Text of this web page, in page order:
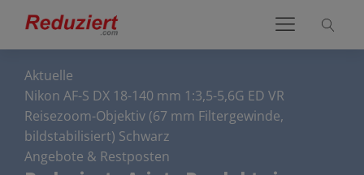
Aktuelle
Nikon AF-S DX 18-140 mm 1:3,5-5,6G ED VR
Reisezoom-Objektiv (67 mm Filtergewinde,
bildstabilisiert) Schwarz
Angebote & Restposten